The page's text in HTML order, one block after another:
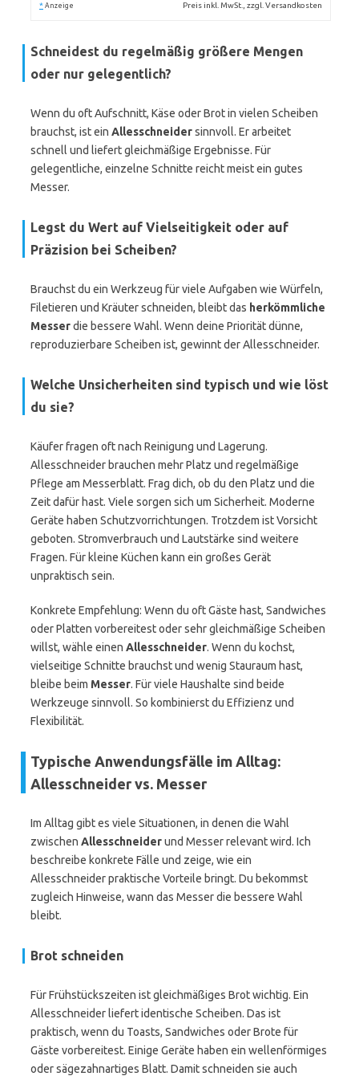
* Anzeige Preis inkl. MwSt., zzgl. Versandkosten
Schneidest du regelmäßig größere Mengen
oder nur gelegentlich?
Wenn du oft Aufschnitt, Käse oder Brot in vielen Scheiben
brauchst, ist ein Allesschneidersinnvoll. Er arbeitet
schnell und liefert gleichmäßige Ergebnisse. Für
gelegentliche, einzelne Schnitte reicht meist ein gutes
Messer.
Legst du Wert auf Vielseitigkeit oder auf
Präzision bei Scheiben?
Brauchst du ein Werkzeug für viele Aufgaben wie Würfeln,
Filetieren und Kräuter schneiden, bleibt das herkömmliche
Messerdie bessere Wahl. Wenn deine Priorität dünne,
reproduzierbare Scheiben ist, gewinnt der Allesschneider.
Welche Unsicherheiten sind typisch und wie löst
du sie?
Käufer fragen oft nach Reinigung und Lagerung.
Allesschneider brauchen mehr Platz und regelmäßige
Pflege am Messerblatt. Frag dich, ob du den Platz und die
Zeit dafür hast. Viele sorgen sich um Sicherheit. Moderne
Geräte haben Schutzvorrichtungen. Trotzdem ist Vorsicht
geboten. Stromverbrauch und Lautstärke sind weitere
Fragen. Für kleine Küchen kann ein großes Gerät
unpraktisch sein.
Konkrete Empfehlung: Wenn du oft Gäste hast, Sandwiches
oder Platten vorbereitest oder sehr gleichmäßige Scheiben
willst, wähle einen Allesschneider. Wenn du kochst,
vielseitige Schnitte brauchst und wenig Stauraum hast,
bleibe beim Messer. Für viele Haushalte sind beide
Werkzeuge sinnvoll. So kombinierst du Effizienz und
Flexibilität.
Typische Anwendungsfälle im Alltag:
Allesschneider vs. Messer
Im Alltag gibt es viele Situationen, in denen die Wahl
zwischen Allesschneiderund Messer relevant wird. Ich
beschreibe konkrete Fälle und zeige, wie ein
Allesschneider praktische Vorteile bringt. Du bekommst
zugleich Hinweise, wann das Messer die bessere Wahl
bleibt.
Brot schneiden
Für Frühstückszeiten ist gleichmäßiges Brot wichtig. Ein
Allesschneider liefert identische Scheiben. Das ist
praktisch, wenn du Toasts, Sandwiches oder Brote für
Gäste vorbereitest. Einige Geräte haben ein wellenförmiges
oder sägezahnartiges Blatt. Damit schneiden sie auch